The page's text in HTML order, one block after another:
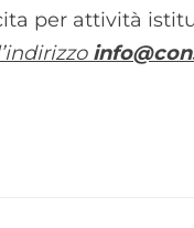
per attività